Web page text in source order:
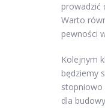
prowadzić
Warto
pewności
Kolejnym
będziemy
stopniowo
dla